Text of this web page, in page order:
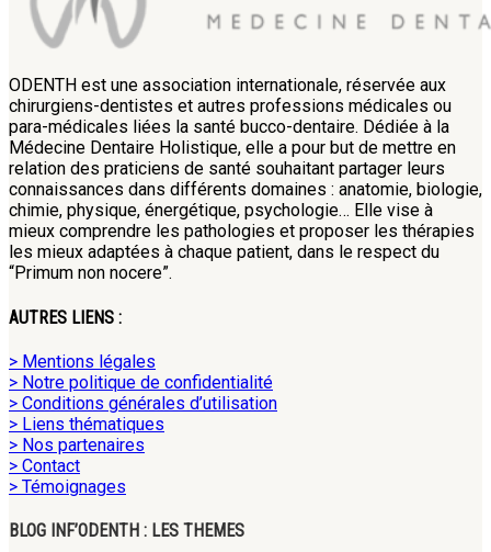
ODENTH est une association internationale, réservée aux
chirurgiens-dentistes et autres professions médicales ou
para-médicales liées la santé bucco-dentaire. Dédiée à la
Médecine Dentaire Holistique, elle a pour but de mettre en
relation des praticiens de santé souhaitant partager leurs
connaissances dans différents domaines : anatomie, biologie,
chimie, physique, énergétique, psychologie… Elle vise à
mieux comprendre les pathologies et proposer les thérapies
les mieux adaptées à chaque patient, dans le respect du
“Primum non nocere”.
AUTRES LIENS :
> Mentions légales
> Notre politique de confidentialité
> Conditions générales d’utilisation
> Liens thématiques
> Nos partenaires
> Contact
> Témoignages
BLOG INF’ODENTH : LES THEMES